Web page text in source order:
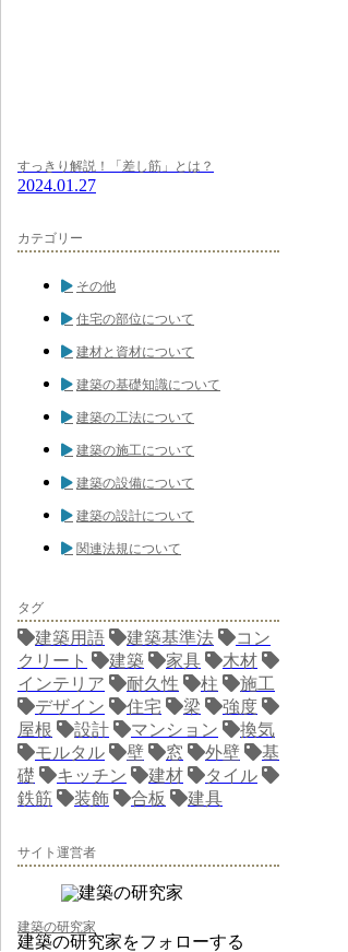
すっきり解説！「差し筋」とは？
2024.01.27
カテゴリー
その他
住宅の部位について
建材と資材について
建築の基礎知識について
建築の工法について
建築の施工について
建築の設備について
建築の設計について
関連法規について
タグ
建築用語 建築基準法
コン
クリート
建築 家具
木材
インテリア
耐久性 柱
施工
デザイン
住宅 梁
強度
屋根
設計 マンション
換気
モルタル
壁 窓 外壁
基
礎
キッチン 建材
タイル
鉄筋
装飾 合板 建具
サイト運営者
建築の研究家
建築の研究家をフォローする